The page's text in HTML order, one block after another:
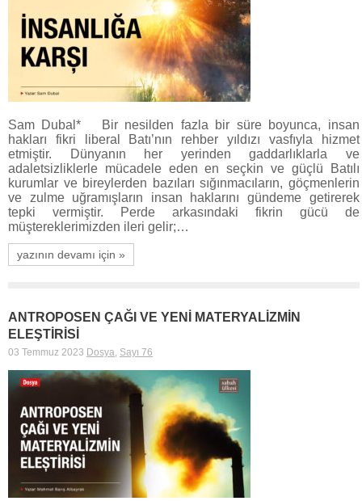
Sam Dubal* Bir nesilden fazla bir süre boyunca, insan
hakları fikri liberal Batı’nın rehber yıldızı vasfıyla hizmet
etmiştir. Dünyanın her yerinden gaddarlıklarla ve
adaletsizliklerle mücadele eden en seçkin ve güçlü Batılı
kurumlar ve bireylerden bazıları sığınmacıların, göçmenlerin
ve zulme uğramışların insan haklarını gündeme getirerek
tepki vermiştir. Perde arkasındaki fikrin gücü de
müştereklerimizden ileri gelir;…
yazının devamı için »
ANTROPOSEN ÇAĞI VE YENİ MATERYALİZMİN
ELEŞTİRİSİ
03 Temmuz 2023 Dosya, Sayı 76